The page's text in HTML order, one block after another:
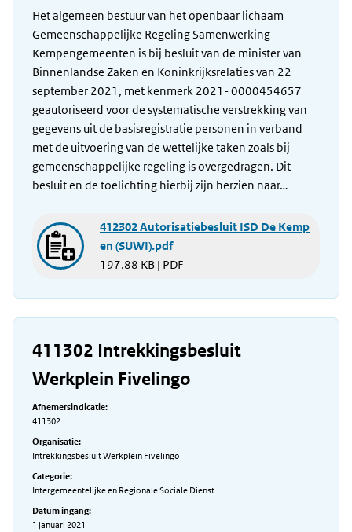
Het algemeen bestuur van het openbaar lichaam
Gemeenschappelijke Regeling Samenwerking
Kempengemeenten is bij besluit van de minister van
Binnenlandse Zaken en Koninkrijksrelaties van 22
september 2021, met kenmerk 2021- 0000454657
geautoriseerd voor de systematische verstrekking van
gegevens uit de basisregistratie personen in verband
met de uitvoering van de wettelijke taken zoals bij
gemeenschappelijke regeling is overgedragen. Dit
besluit en de toelichting hierbij zijn herzien naar…
412302 Autorisatiebesluit ISD De Kemp
en (SUWI).pdf
197.88 KB | PDF
411302 Intrekkingsbesluit
Werkplein Fivelingo
Afnemersindicatie:
411302
Organisatie:
Intrekkingsbesluit Werkplein Fivelingo
Categorie:
Intergemeentelijke en Regionale Sociale Dienst
Datum ingang:
1 januari 2021